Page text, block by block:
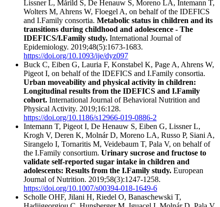
Lissner L, Mårild S, De Henauw S, Moreno LA, Intemann T,
Wolters M, Ahrens W, Floegel A, on behalf of the IDEFICS
and I.Family consortia. Metabolic status in children and its
transitions during childhood and adolescence - The
IDEFICS/I.Family study. International Journal of
Epidemiology. 2019;48(5):1673-1683.
https://doi.org/10.1093/ije/dyz097
Buck C, Eiben G, Lauria F, Konstabel K, Page A, Ahrens W,
Pigeot I, on behalf of the IDEFICS and I.Family consortia.
Urban moveability and physical activity in children:
Longitudinal results from the IDEFICS and I.Family
cohort. International Journal of Behavioral Nutrition and
Physical Activity. 2019;16:128.
https://doi.org/10.1186/s12966-019-0886-2
Intemann T, Pigeot I, De Henauw S, Eiben G, Lissner L,
Krogh V, Deren K, Molnár D, Moreno LA, Russo P, Siani A,
Sirangelo I, Tornaritis M, Veidebaum T, Pala V, on behalf of
the I.Family consortium. Urinary sucrose and fructose to
validate self-reported sugar intake in children and
adolescents: Results from the I.Family study. European
Journal of Nutrition. 2019;58(3):1247-1258.
https://doi.org/10.1007/s00394-018-1649-6
Scholle OHF, Jilani H, Riedel O, Banaschewski T,